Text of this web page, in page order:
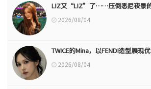
LIZ又“LIZ”了……压倒悉尼夜景
2026/08/04
TWICE的Mina，以FENDI造型展现
2026/08/04